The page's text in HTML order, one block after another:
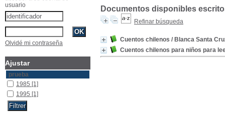
Documentos disponibles
Refinar búsqueda
Cuentos chilenos / Blanca Santa
Cuentos chilenos para niños para
usuario
Olvidé mi contraseña
Ajustar
prueba
1985 [1]
1995 [1]